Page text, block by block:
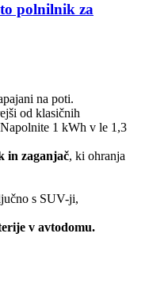
polnilnik za
na poti.
od klasičnih
1 kWh v le 1,3
in zaganjač, ki ohranja
s SUV-ji,
v avtodomu.